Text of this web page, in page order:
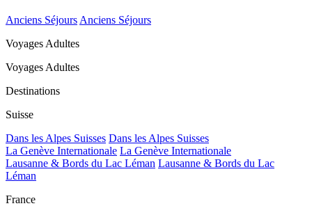
Anciens Séjours Anciens Séjours
Voyages Adultes
Voyages Adultes
Destinations
Suisse
Dans les Alpes Suisses Dans les Alpes Suisses
La Genève Internationale La Genève Internationale
Lausanne & Bords du Lac Léman Lausanne & Bords du Lac
Léman
France